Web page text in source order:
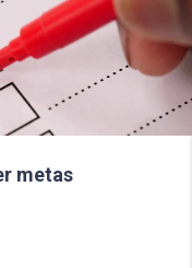
metas
financeiras